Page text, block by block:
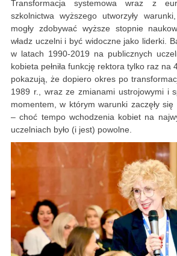
Transformacja systemowa wraz z
szkolnictwa wyższego utworzyły
mogły zdobywać wyższe stopnie
władz uczelni i być widoczne jako liderki.
w latach 1990-2019 na publicznych
kobieta pełniła funkcję rektora tylko raz na
pokazują, że dopiero okres po
1989 r., wraz ze zmianami ustrojowymi i
momentem, w którym warunki zaczęły
– choć tempo wchodzenia kobiet na
uczelniach było (i jest) powolne.